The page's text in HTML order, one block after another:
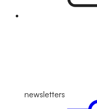
newsletters